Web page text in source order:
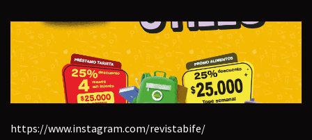
https://www.instagram.com/revistabife/